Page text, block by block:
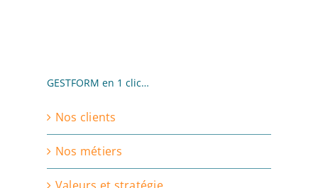
GESTFORM en 1 clic…
Nos clients
Nos métiers